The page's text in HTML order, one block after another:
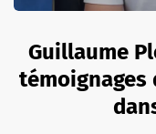
Guillaume
témoignages